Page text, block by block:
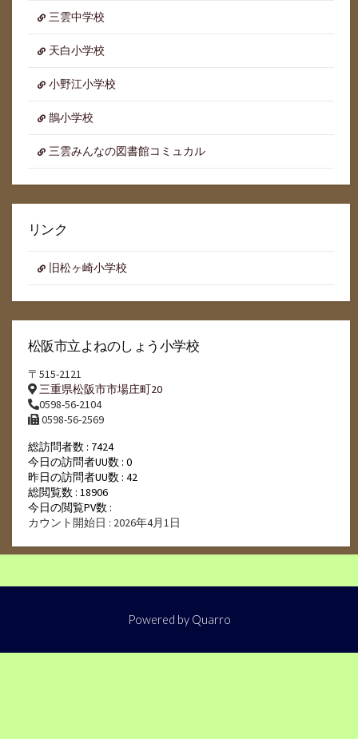
三雲中学校
天白小学校
小野江小学校
鵲小学校
三雲みんなの図書館コミュカル
リンク
旧松ヶ崎小学校
松阪市立よねのしょう小学校
〒515-2121
三重県松阪市市場庄町20
0598-56-2104
0598-56-2569
総訪問者数 : 7424
今日の訪問者UU数 : 0
昨日の訪問者UU数 : 42
総閲覧数 : 18906
今日の閲覧PV数 :
カウント開始日 : 2026年4月1日
Powered by Quarro